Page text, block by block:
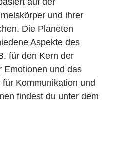
und ihrer
Die Planeten
Aspekte des
für den Kern der
Emotionen und das
Kommunikation und
findest du unter dem